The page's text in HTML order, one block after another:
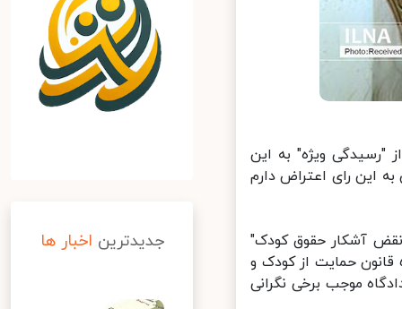
ویژه" به این
این رای اعتراض دارم
نقض آشکار حقوق کودک"
و گفته می شد که به دلیل ماهیت جرم، دادستان "مطابق با ماده ۵ قانون حمایت از کودک و
موجب برخی نگرانی
جدیدترین اخبار ها